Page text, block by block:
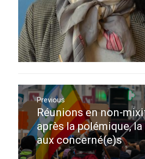
Navigation
de
l’article
Previous
Previous
post:
Réunions en non-
après la polémique,
aux concerné(e)s